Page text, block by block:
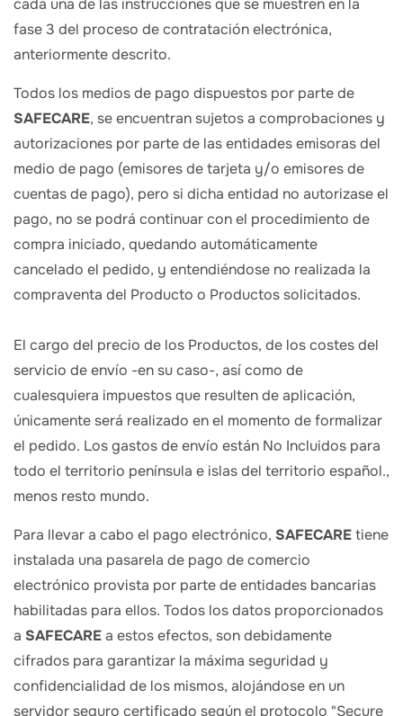
cada una de las instrucciones que se muestren en la
fase 3 del proceso de contratación electrónica,
anteriormente descrito.
Todos los medios de pago dispuestos por parte de
SAFECARE, se encuentran sujetos a comprobaciones y
autorizaciones por parte de las entidades emisoras del
medio de pago (emisores de tarjeta y/o emisores de
cuentas de pago), pero si dicha entidad no autorizase el
pago, no se podrá continuar con el procedimiento de
compra iniciado, quedando automáticamente
cancelado el pedido, y entendiéndose no realizada la
compraventa del Producto o Productos solicitados.
El cargo del precio de los Productos, de los costes del
servicio de envío -en su caso-, así como de
cualesquiera impuestos que resulten de aplicación,
únicamente será realizado en el momento de formalizar
el pedido. Los gastos de envío están No Incluidos para
todo el territorio península e islas del territorio español.,
menos resto mundo.
Para llevar a cabo el pago electrónico, SAFECAREtiene
instalada una pasarela de pago de comercio
electrónico provista por parte de entidades bancarias
habilitadas para ellos. Todos los datos proporcionados
a SAFECAREa estos efectos, son debidamente
cifrados para garantizar la máxima seguridad y
confidencialidad de los mismos, alojándose en un
servidor seguro certificado según el protocolo "Secure